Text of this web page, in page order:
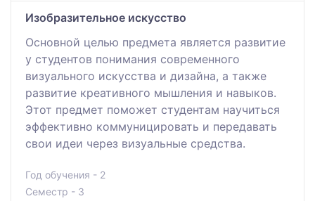
Изобразительное искусство
Основной целью предмета является развитие
у студентов понимания современного
визуального искусства и дизайна, а также
развитие креативного мышления и навыков.
Этот предмет поможет студентам научиться
эффективно коммуницировать и передавать
свои идеи через визуальные средства.
Год обучения - 2
Семестр - 3